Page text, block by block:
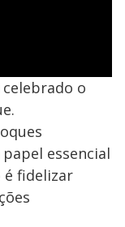
o
essencial
é fidelizar